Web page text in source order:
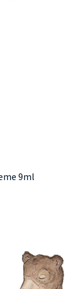
9ml